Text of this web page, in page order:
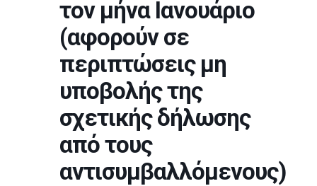
τον μήνα Ιανουάριο
(αφορούν σε
περιπτώσεις μη
υποβολής της
σχετικής δήλωσης
από τους
αντισυμβαλλόμενους)